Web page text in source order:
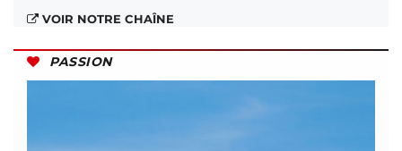
VOIR NOTRE CHAÎNE
PASSION